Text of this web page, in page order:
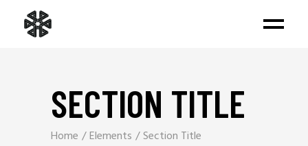
SECTION TITLE
Home Elements Section Title